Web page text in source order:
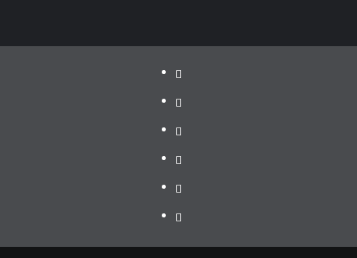
About
WEB
SERIES
TO
Dehradun
Smart
City
Life
in
Dehradun
Places
to
सम्पर्क